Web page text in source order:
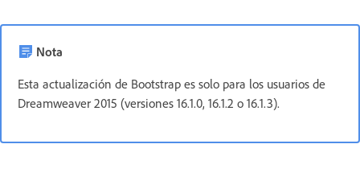
Nota
Esta actualización de Bootstrap es solo para los usuarios de
Dreamweaver 2015 (versiones 16.1.0, 16.1.2 o 16.1.3).